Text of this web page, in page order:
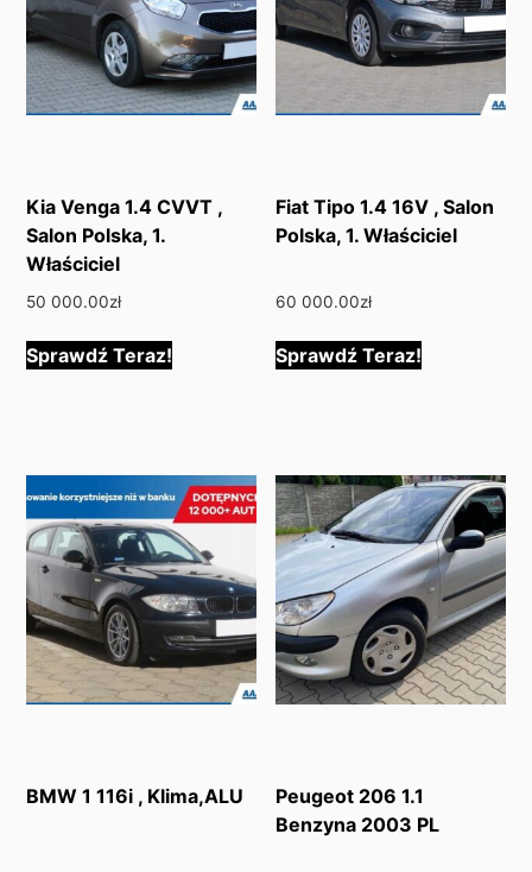
Kia Venga 1.4 CVVT ,
Salon Polska, 1.
Właściciel
50 000.00zł
Sprawdź Teraz!
Fiat Tipo 1.4 16V , Salon
Polska, 1. Właściciel
60 000.00zł
Sprawdź Teraz!
BMW 1 116i , Klima,ALU
Peugeot 206 1.1
Benzyna 2003 PL